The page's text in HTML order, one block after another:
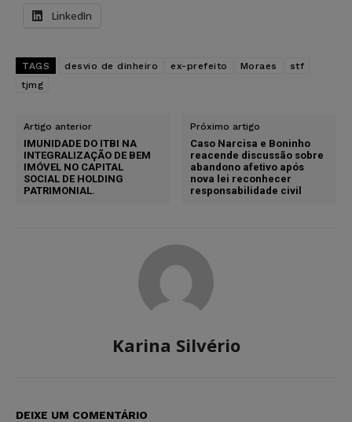
LinkedIn
TAGS desvio de dinheiro ex-prefeito Moraes
stf
tjmg
Artigo anterior
IMUNIDADE DO ITBI NA
INTEGRALIZAÇÃO DE BEM
IMÓVEL NO CAPITAL
SOCIAL DE HOLDING
PATRIMONIAL.
Próximo artigo
Caso Narcisa e Boninho
reacende discussão sobre
abandono afetivo após
nova lei reconhecer
responsabilidade civil
Karina Silvério
DEIXE UM COMENTÁRIO